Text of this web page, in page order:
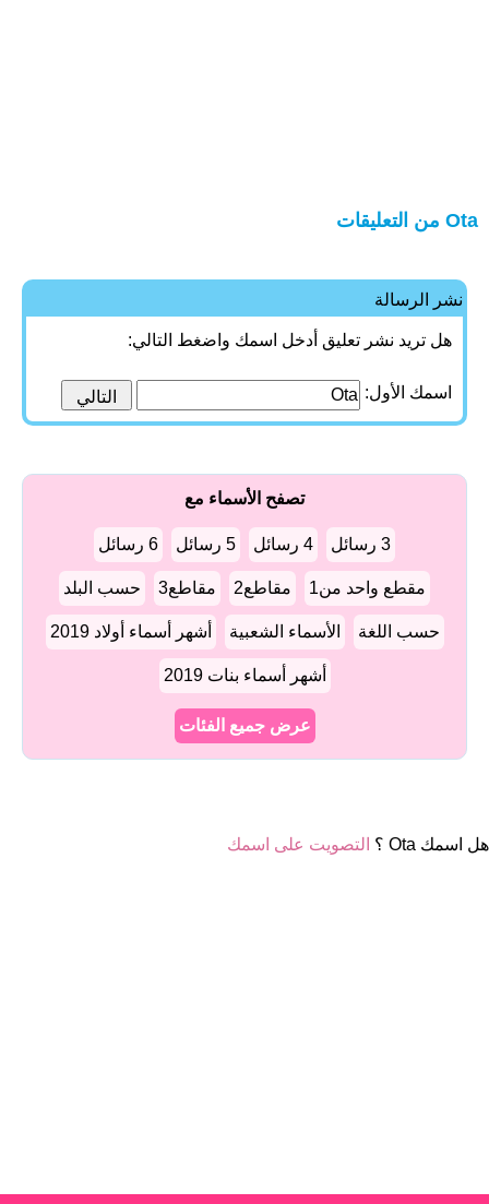
Ota من التعليقات
نشر الرسالة
هل تريد نشر تعليق أدخل اسمك واضغط التالي:
اسمك الأول:
تصفح الأسماء مع
3 رسائل 4 رسائل 5 رسائل 6 رسائل
مقطع واحد من1 مقاطع2 مقاطع3 حسب البلد
حسب اللغة الأسماء الشعبية أشهر أسماء أولاد 2019
أشهر أسماء بنات 2019
عرض جميع الفئات
هل اسمك Ota ؟ التصويت على اسمك